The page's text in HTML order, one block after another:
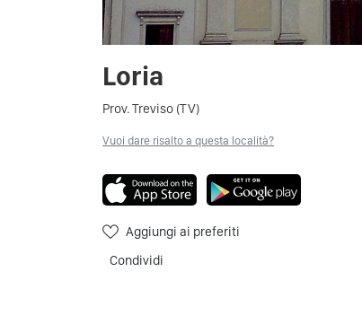
Loria
Prov. Treviso (TV)
Vuoi dare risalto a questa località?
Aggiungi ai preferiti
Condividi